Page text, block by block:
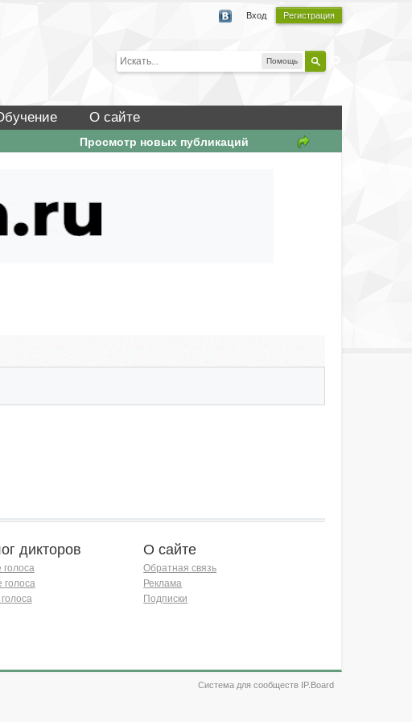
Вход Регистрация
Помощь
О сайте
Просмотр новых публикаций
дикторов
голоса
голоса
О сайте
Обратная связь
Реклама
Подписки
Система для сообществ IP.Board